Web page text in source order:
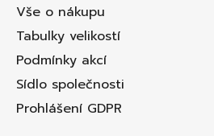
Vše o nákupu
Tabulky velikostí
Podmínky akcí
Sídlo společnosti
Prohlášení GDPR